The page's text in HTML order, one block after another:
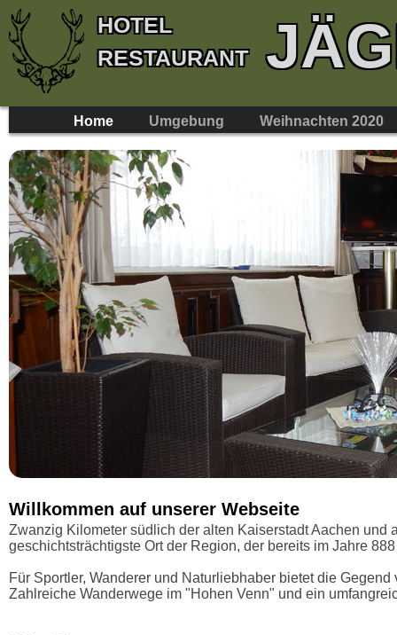
HOTEL
RESTAURANT
Home Umgebung Weihnachten 2020
Willkommen auf unserer Webseite
Zwanzig Kilometer südlich der alten Kaiserstadt Aachen
geschichtsträchtigste Ort der Region, der bereits im Jahre
Für Sportler, Wanderer und Naturliebhaber bietet die
Zahlreiche Wanderwege im "Hohen Venn" und ein